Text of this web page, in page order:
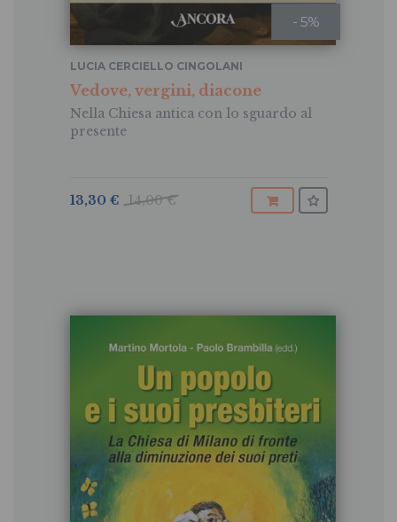
- 5%
Vedove, vergini, diacone
Nella Chiesa antica con lo sguardo al
presente
LUCIA CERCIELLO CINGOLANI
14,00 €
13,30 €